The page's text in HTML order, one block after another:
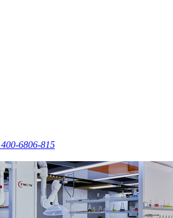
400-6806-815